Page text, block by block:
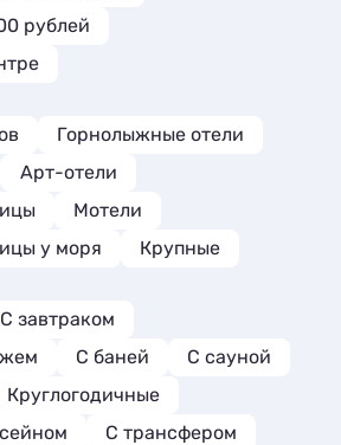
рублей
Горнолыжные отели
Арт-отели
Мотели
у моря
Крупные
С завтраком
С баней
С сауной
Круглогодичные
С трансфером